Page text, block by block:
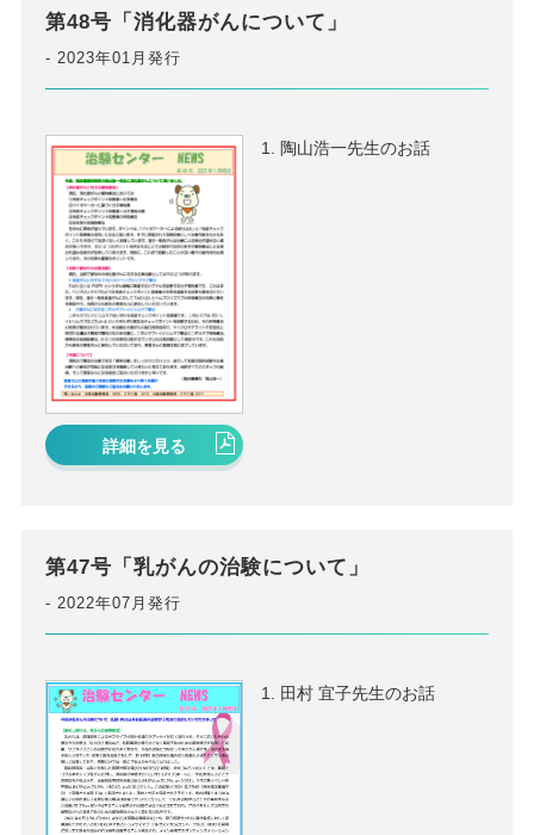
第48号「消化器がんについて」
2023年01月発行
詳細を見る
陶山浩一先生のお話
第47号「乳がんの治験について」
2022年07月発行
田村 宜子先生のお話